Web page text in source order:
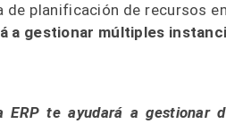
de planificación de recursos
a gestionar múltiples
ERP te ayudará a gestionar